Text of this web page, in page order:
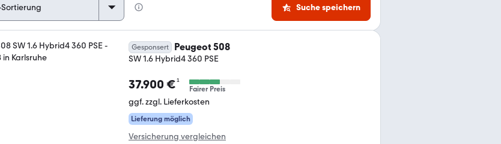
Suche speichern
Gesponsert Peugeot 508
SW 1.6 Hybrid4 360 PSE
37.900 €¹
Fairer Preis
ggf. zzgl. Lieferkosten
Lieferung möglich
Versicherung vergleichen